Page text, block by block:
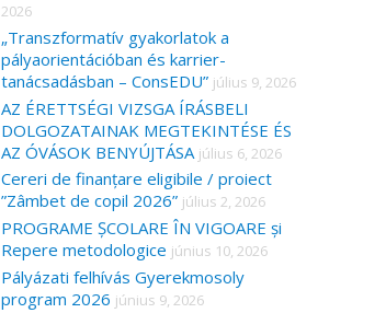
2026
„Transzformatív gyakorlatok a
pályaorientációban és karrier-
tanácsadásban – ConsEDU” július 9, 2026
AZ ÉRETTSÉGI VIZSGA ÍRÁSBELI
DOLGOZATAINAK MEGTEKINTÉSE ÉS
AZ ÓVÁSOK BENYÚJTÁSA július 6, 2026
Cereri de finanțare eligibile / proiect
”Zâmbet de copil 2026” július 2, 2026
PROGRAME ȘCOLARE ÎN VIGOARE și
Repere metodologice június 10, 2026
Pályázati felhívás Gyerekmosoly
program 2026 június 9, 2026